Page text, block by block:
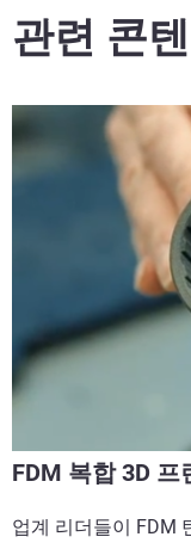
관련 콘
FDM 복합 3D
업계 리더들이 FDM